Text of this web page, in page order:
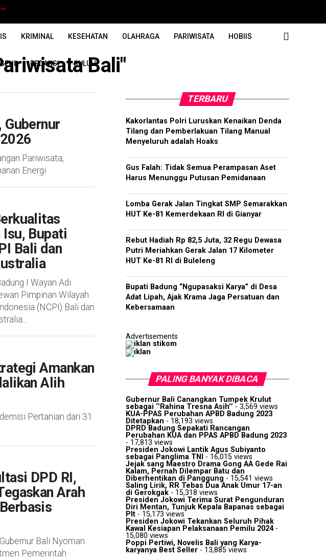
KRIMINAL KESEHATAN OLAHRAGA PARIWISATA HOBIIS
SENI REDAKSI SULUHBali"
Pariwisata,
Energi
Isu, Bupati
Bali dan
I Wayan Adi
Pimpinan Wilayah
(NCPI) Bali dan
Amankan
Alih
Pertanian dari 31
DPD RI,
Arah
Bali Nyoman
Pemerintah
TERBARU
Kakorlantas Polri Luruskan Kenaikan Denda
Tilang dan Pemberlakuan Tilang Manual
Menyeluruh adalah Hoaks
Gus Falah: Tidak Semua Perampasan Aset
Harus Menunggu Putusan Pemidanaan
Lomba Gerak Jalan Tingkat SMP Semarakkan
HUT Ke-81 Kemerdekaan RI di Gianyar
Rebut Hadiah Rp 82,5 Juta, 32 Regu Dewasa
Putri Meriahkan Gerak Jalan 17 Kilometer
HUT Ke-81 RI di Buleleng
Bupati Badung “Ngupasaksi Karya” di Desa
Adat Lipah, Ajak Krama Jaga Persatuan dan
Kebersamaan
Advertisements
PALING BANYAK DIBACA
Gubernur Bali Canangkan Tumpek Krulut
sebagai ‘’Rahina Tresna Asih’’ - 3,569 views
KUA-PPAS Perubahan APBD Badung 2023
Ditetapkan - 18,193 views
DPRD Badung Sepakati Rancangan
Perubahan KUA dan PPAS APBD Badung 2023
- 17,813 views
Presiden Jokowi Lantik Agus Subiyanto
sebagai Panglima TNI
- 16,015 views
Jejak sang Maestro Drama Gong AA Gede Rai
Kalam, Pernah Dilempar Batu dan
Diberhentikan di Panggung - 15,541 views
Saling Lirik, RR Tebas Dua Anak Umur 17-an
di Gerokgak - 15,318 views
Presiden Jokowi Terima Surat Pengunduran
Diri Mentan, Tunjuk Kepala Bapanas sebagai
Plt - 15,173 views
Presiden Jokowi Tekankan Seluruh Pihak
Kawal Kesiapan Pelaksanaan Pemilu 2024-
15,080 views
Poppi Pertiwi, Novelis Bali yang Karya-
karyanya Best Seller - 13,885 views